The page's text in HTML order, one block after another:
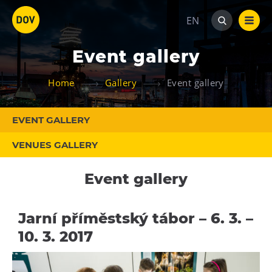
EN
Event gallery
Home Gallery Event gallery
Venues
Bolt Tower
Science and Technology Centre
Children’s World
Gong
Mining Museum in Landek Park
EVENT GALLERY
VENUES GALLERY
Event gallery
Jarní příměstský tábor – 6. 3. –
10. 3. 2017